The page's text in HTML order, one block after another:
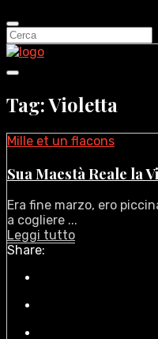
Tag: Violetta
Mille et un flacons
Sua Maestà Reale la
Era fine marzo, ero
a cogliere ...
Leggi tutto
Share: